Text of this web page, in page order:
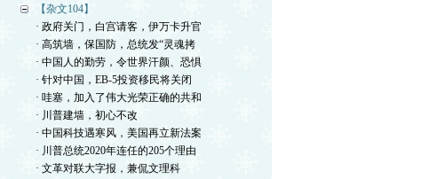
【杂文104】
· 政府关门，白宫请客，伊万卡升官
· 高筑墙，保国防，总统发“灵魂拷
· 中国人的勤劳，令世界汗颜、恐惧
· 针对中国，EB-5投资移民将关闭
· 哇塞，加入了伟大光荣正确的共和
· 川普建墙，初心不改
· 中国科技遇寒风，美国再立新法案
· 川普总统2020年连任的205个理由
· 文革对联大字报，兼侃文理科